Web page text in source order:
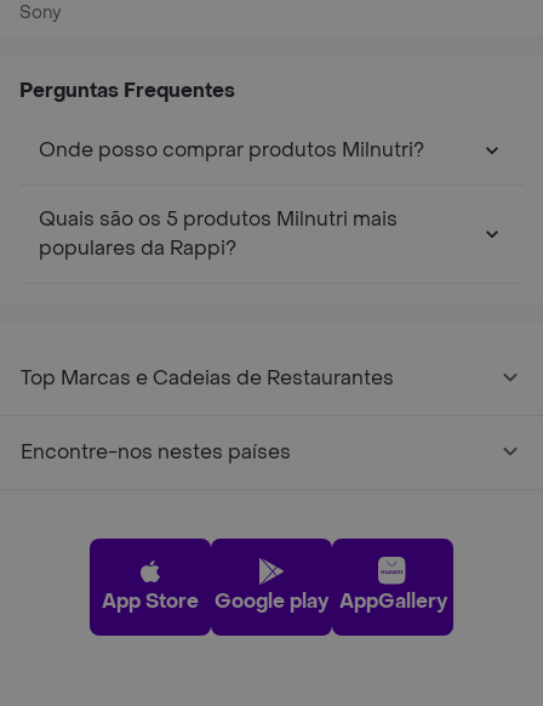
Sony
Perguntas Frequentes
Onde posso comprar produtos Milnutri?
Quais são os 5 produtos Milnutri mais
populares da Rappi?
Top Marcas e Cadeias de Restaurantes
Encontre-nos nestes países
App Store Google play AppGallery